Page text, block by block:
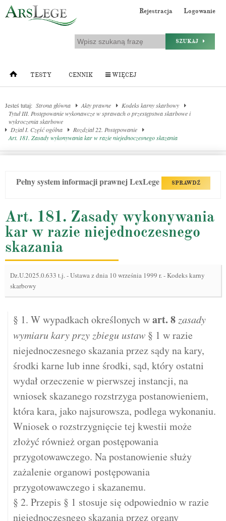
Rejestracja Logowanie
SZUKAJ
TESTY CENNIK WIĘCEJ
Jesteś tutaj: Strona główna Akty prawne
Kodeks karny skarbowy
Tytuł III. Postępowanie wykonawcze w sprawach o przestępstwa skarbowe i
wykroczenia skarbowe
Dział I. Część ogólna
Rozdział 22. Postępowanie
Art. 181. Zasady wykonywania kar w razie niejednoczesnego skazania
Pełny system informacji prawnej LexLege SPRAWDŹ
Art. 181. Zasady wykonywania
kar w razie niejednoczesnego
skazania
Dz.U.2025.0.633 t.j.-Ustawa z dnia 10 września 1999 r. - Kodeks karny
skarbowy
§ 1. W wypadkach określonych wart. 8 zasady
wymiaru kary przy zbiegu ustaw § 1 w razie
niejednoczesnego skazania przez sądy na kary,
środki karne lub inne środki, sąd, który ostatni
wydał orzeczenie w pierwszej instancji, na
wniosek skazanego rozstrzyga postanowieniem,
która kara, jako najsurowsza, podlega wykonaniu.
Wniosek o rozstrzygnięcie tej kwestii może
złożyć również organ postępowania
przygotowawczego. Na postanowienie służy
zażalenie organowi postępowania
przygotowawczego i skazanemu.
§ 2. Przepis § 1 stosuje się odpowiednio w razie
niejednoczesnego skazania przez organy